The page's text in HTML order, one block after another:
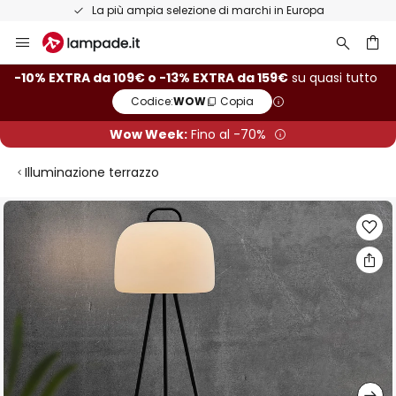
La più ampia selezione di marchi in Europa
Salta
al
contenuto
-10% EXTRA da 109€ o -13% EXTRA da 159€ su quasi tutto
Codice:WOW Copia
Wow Week: Fino al -70%
Illuminazione terrazzo
Vai
alla
fine
della
galleria
di
immagini